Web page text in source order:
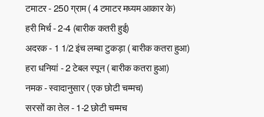
टमाटर - 250 ग्राम ( 4 टमाटर मध्यम आकार के)
हरी मिर्च - 2-4 (बारीक कतरी हुई)
अदरक - 1 1/2 इंच लम्बा टुकड़ा ( बारीक कतरा हुआ)
हरा धनियां - 2 टेबल स्पून ( बारीक कतरा हुआ)
नमक - स्वादानुसार ( एक छोटी चम्मच)
सरसों का तेल - 1-2 छोटी चम्मच